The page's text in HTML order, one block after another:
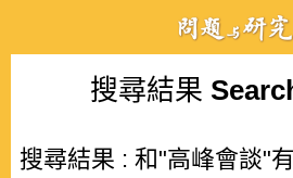
搜尋結果
搜尋結果 : 和"高峰會談"有